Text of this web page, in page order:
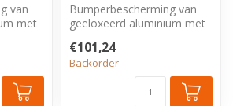
van
met
Bumperbescherming van
geëloxeerd aluminium met
Ope...
€101,24
Backorder